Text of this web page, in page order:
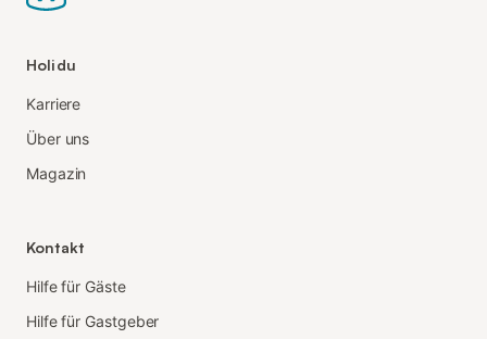
Holidu
Karriere
Über uns
Magazin
Kontakt
Hilfe für Gäste
Hilfe für Gastgeber